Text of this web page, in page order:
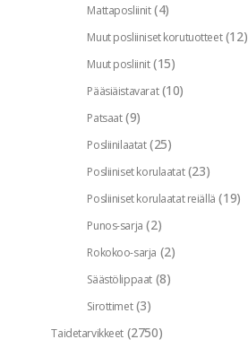
Mattaposliinit (4)
Muut posliiniset korutuotteet (12)
Muut posliinit (15)
Pääsiäistavarat (10)
Patsaat (9)
Posliinilaatat (25)
Posliiniset korulaatat (23)
Posliiniset korulaatat reiällä (19)
Punos-sarja (2)
Rokokoo-sarja (2)
Säästölippaat (8)
Sirottimet (3)
Taidetarvikkeet (2750)